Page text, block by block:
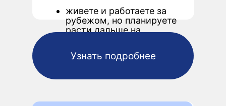
живете и работаете за
рубежом, но планируете
расти дальше на
Узнать подробнее